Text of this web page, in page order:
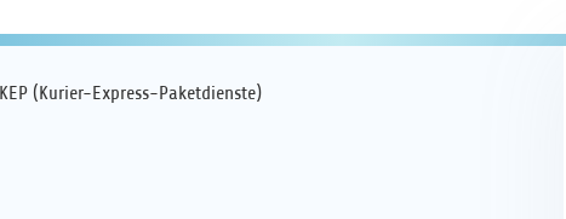
KEP (Kurier-Express-Paketdienste)